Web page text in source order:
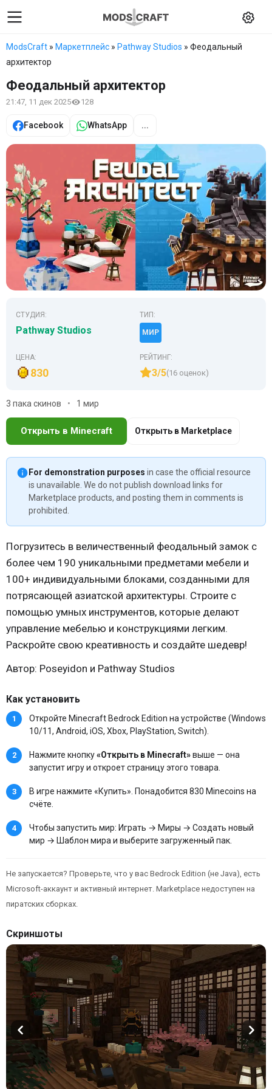
ModsCraft » Маркетплейс » Pathway Studios » Феодальный
архитектор
Феодальный архитектор
21:47, 11 дек 2025 128
Facebook WhatsApp ...
СТУДИЯ:
Pathway Studios
ТИП:
МИР
ЦЕНА:
830
РЕЙТИНГ:
3/5(16 оценок)
3 пака скинов 1 мир
Открыть в Minecraft Открыть в Marketplace
For demonstration purposes in case the official resource
is unavailable. We do not publish download links for
Marketplace products, and posting them in comments is
prohibited.
Погрузитесь в величественный феодальный замок с
более чем 190 уникальными предметами мебели и
100+ индивидуальными блоками, созданными для
потрясающей азиатской архитектуры. Строите с
помощью умных инструментов, которые делают
управление мебелью и конструкциями легким.
Раскройте свою креативность и создайте шедевр!
Автор: Poseyidon и Pathway Studios
Как установить
Откройте Minecraft Bedrock Edition на устройстве (Windows
10/11, Android, iOS, Xbox, PlayStation, Switch).
Нажмите кнопку«Открыть в Minecraft»выше — она
запустит игру и откроет страницу этого товара.
В игре нажмите «Купить». Понадобится 830 Minecoins на
счёте.
Чтобы запустить мир: Играть → Миры → Создать новый
мир → Шаблон мира и выберите загруженный пак.
Не запускается? Проверьте, что у вас Bedrock Edition (не Java), есть
Microsoft-аккаунт и активный интернет. Marketplace недоступен на
пиратских сборках.
Скриншоты